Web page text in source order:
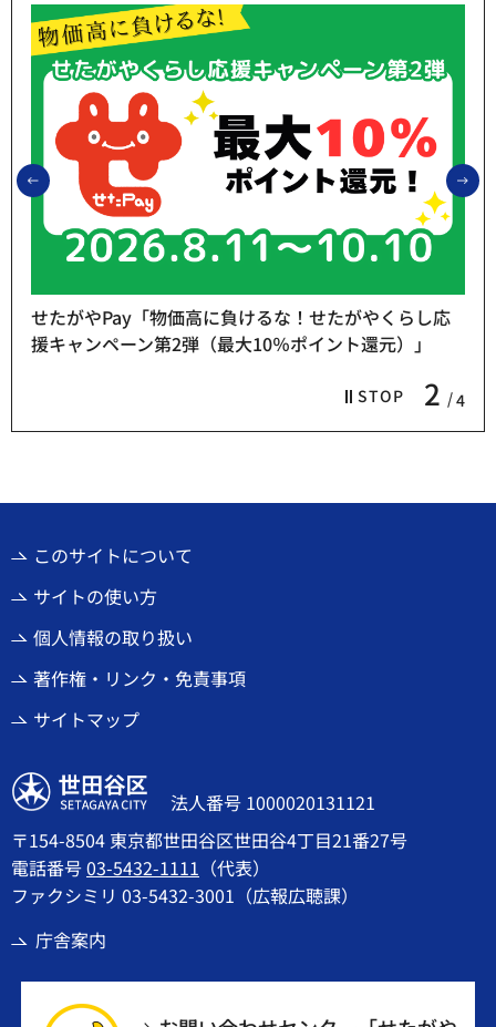
前のスライドを表示
STOP 2 4
せたがやPay「物価高に負けるな！せたがやくらし応
援キャンペーン第2弾（最大10％ポイント還元）」
このサイトについて
サイトの使い方
個人情報の取り扱い
著作権・リンク・免責事項
サイトマップ
世田谷区
法人番号 1000020131121
〒154-8504 東京都世田谷区世田谷4丁目21番27号
電話番号03-5432-1111 （代表）
ファクシミリ 03-5432-3001（広報広聴課）
庁舎案内